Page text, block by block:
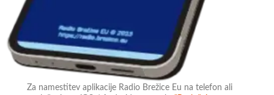
Za namestitev aplikacije Radio Brežice Eu na telefon ali